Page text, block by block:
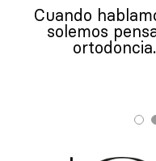
Cuando
solemos